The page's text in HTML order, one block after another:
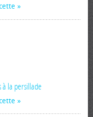
à la persillade